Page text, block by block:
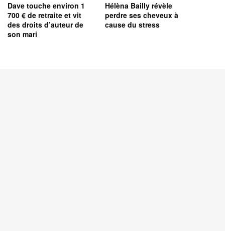
Dave touche environ 1
700 € de retraite et vit
des droits d’auteur de
son mari
Hélèna Bailly révèle
perdre ses cheveux à
cause du stress